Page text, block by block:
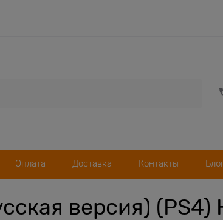
Оплата Доставка Контакты
версия) (PS4)